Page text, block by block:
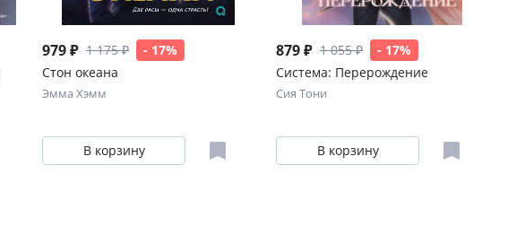
979 ₽ 1 175 ₽
- 17%
Стон океана
Эмма Хэмм
В корзину
879 ₽ 1 055 ₽
- 17%
Система: Перерождение
Сия Тони
В корзину